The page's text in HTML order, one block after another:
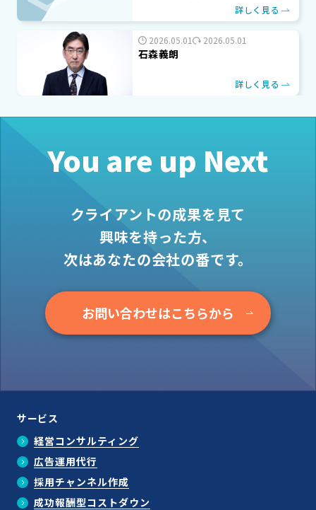
詳しく見る
2026.05.01 2026.05.01
石森義朗
詳しく見る
You are up Next
クライアントの成果を見て
興味を持った方、
次はあなたの会社の番です。
お問い合わせはこちらから
サービス
経営コンサルティング
広告運用代行
採用チャンネル作成
成功報酬型コストダウン